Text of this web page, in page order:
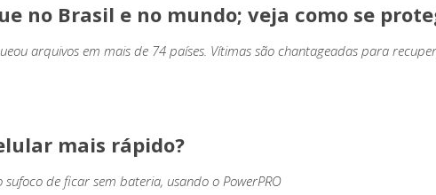
no Brasil e no mundo; veja como se
arquivos em mais de 74 países. Vítimas são chantageadas para
mais rápido?
de ficar sem bateria, usando o PowerPRO